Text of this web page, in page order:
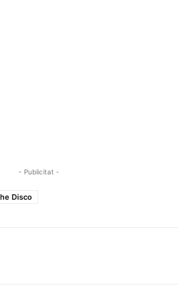
- Publicitat -
Disco